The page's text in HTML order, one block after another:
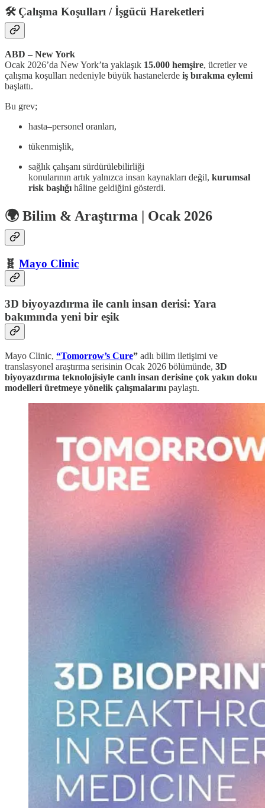
🛠️ Çalışma Koşulları / İşgücü Hareketleri
ABD – New York
Ocak 2026’da New York’ta yaklaşık 15.000 hemşire, ücretler ve
çalışma koşulları nedeniyle büyük hastanelerde iş bırakma eylemi
başlattı.
Bu grev;
hasta–personel oranları,
tükenmişlik,
sağlık çalışanı sürdürülebilirliği
konularının artık yalnızca insan kaynakları değil, kurumsal
risk başlığı hâline geldiğini gösterdi.
🌍 Bilim & Araştırma | Ocak 2026
🧬 Mayo Clinic
3D biyoyazdırma ile canlı insan derisi: Yara
bakımında yeni bir eşik
Mayo Clinic, “Tomorrow’s Cure” adlı bilim iletişimi ve
translasyonel araştırma serisinin Ocak 2026 bölümünde, 3D
biyoyazdırma teknolojisiyle canlı insan derisine çok yakın doku
modelleri üretmeye yönelik çalışmalarını paylaştı.